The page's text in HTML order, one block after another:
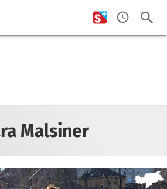
Malsiner